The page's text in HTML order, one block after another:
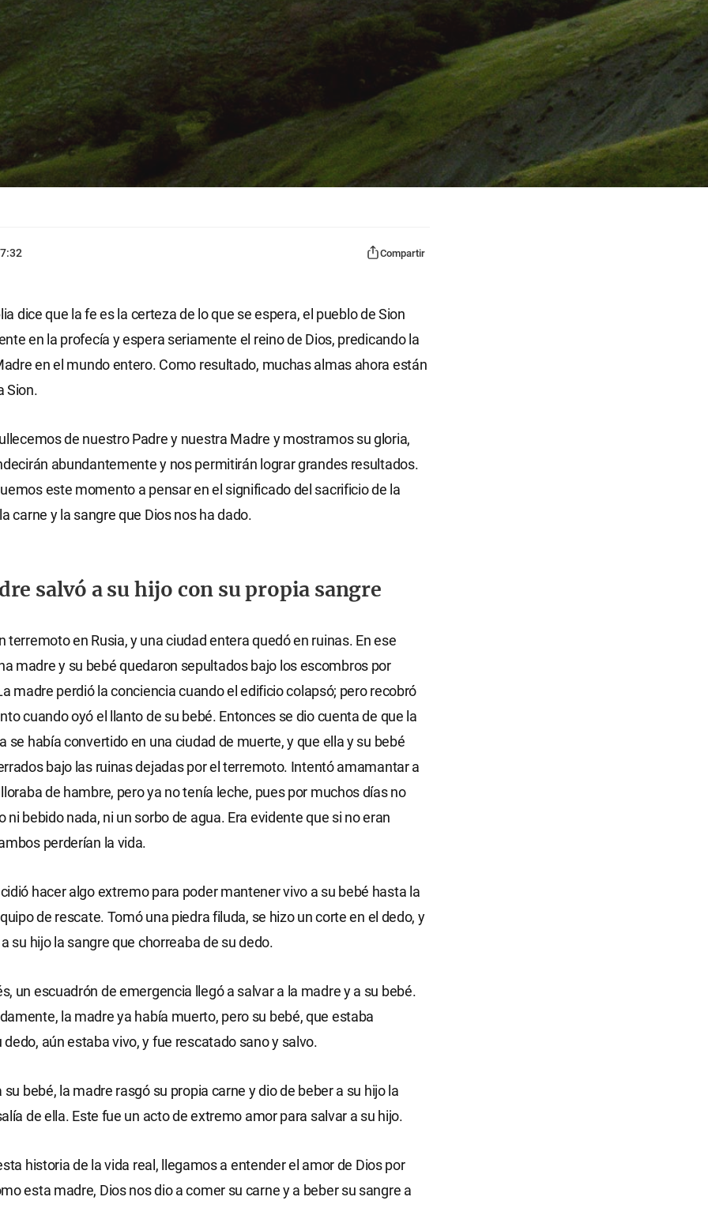
Compartir
dice que la fe es la certeza de lo que se espera, el pueblo de Sion
en la profecía y espera seriamente el reino de Dios, predicando la
en el mundo entero. Como resultado, muchas almas ahora están
Sion.
de nuestro Padre y nuestra Madre y mostramos su gloria,
abundantemente y nos permitirán lograr grandes resultados.
este momento a pensar en el significado del sacrificio de la
carne y la sangre que Dios nos ha dado.
salvó a su hijo con su propia sangre
terremoto en Rusia, y una ciudad entera quedó en ruinas. En ese
madre y su bebé quedaron sepultados bajo los escombros por
madre perdió la conciencia cuando el edificio colapsó; pero recobró
cuando oyó el llanto de su bebé. Entonces se dio cuenta de que la
se había convertido en una ciudad de muerte, y que ella y su bebé
bajo las ruinas dejadas por el terremoto. Intentó amamantar a
de hambre, pero ya no tenía leche, pues por muchos días no
ni bebido nada, ni un sorbo de agua. Era evidente que si no eran
perderían la vida.
hacer algo extremo para poder mantener vivo a su bebé hasta la
de rescate. Tomó una piedra filuda, se hizo un corte en el dedo, y
su hijo la sangre que chorreaba de su dedo.
un escuadrón de emergencia llegó a salvar a la madre y a su bebé.
la madre ya había muerto, pero su bebé, que estaba
dedo, aún estaba vivo, y fue rescatado sano y salvo.
su bebé, la madre rasgó su propia carne y dio de beber a su hijo la
de ella. Este fue un acto de extremo amor para salvar a su hijo.
historia de la vida real, llegamos a entender el amor de Dios por
esta madre, Dios nos dio a comer su carne y a beber su sangre a